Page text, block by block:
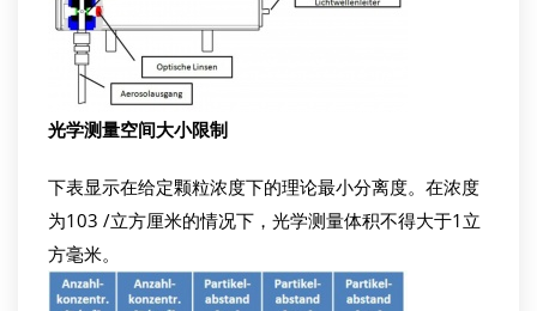
光学测量空间大小限制
下表显示在给定颗粒浓度下的理论最小分离度。在浓度
为103 /立方厘米的情况下，光学测量体积不得大于1立
方毫米。